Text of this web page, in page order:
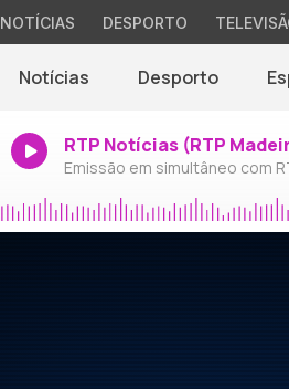
NOTÍCIAS DESPORTO
Notícias Desporto
RTP Notícias (RTP
Emissão em simultâneo com